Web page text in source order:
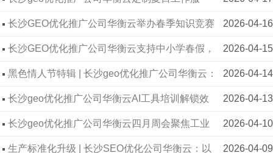
2026-04-16
长沙GEO优化推广公司华衡云举办春季知识竞赛
2026-04-15
长沙GEO优化推广公司华衡云支持中小学春假，
助力学子走进社会大课堂 2026-04-14
黑色情人节特辑 | 长沙geo优化推广公司华衡云：
以陪伴之名，予单身者温暖力量 2026-04-13
长沙geo优化推广公司华衡云AI工具培训解锁效
率新可能 2026-04-10
长沙geo优化推广公司华衡云四月周会聚焦工业
客户精准获客 2026-04-09
生产标准化升级 | 长沙SEO优化公司华衡云：以